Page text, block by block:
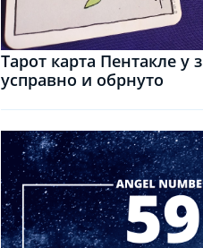
Тарот карта Пентакле у
усправно и обрнуто